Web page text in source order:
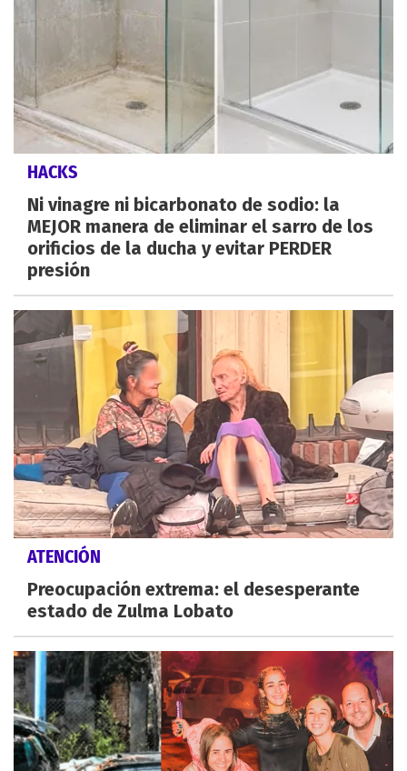
HACKS
Ni vinagre ni bicarbonato de sodio: la
MEJOR manera de eliminar el sarro de los
orificios de la ducha y evitar PERDER
presión
ATENCIÓN
Preocupación extrema: el desesperante
estado de Zulma Lobato